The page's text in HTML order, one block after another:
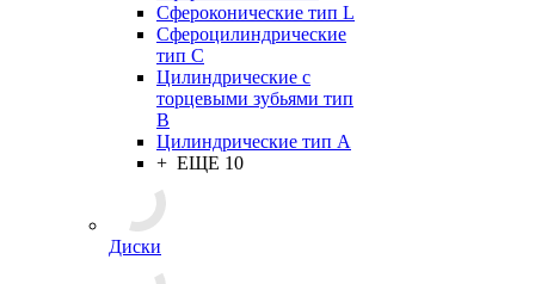
Сфероконические тип L
Сфероцилиндрические
тип C
Цилиндрические с
торцевыми зубьями тип
B
Цилиндрические тип А
+ ЕЩЕ 10
Диски